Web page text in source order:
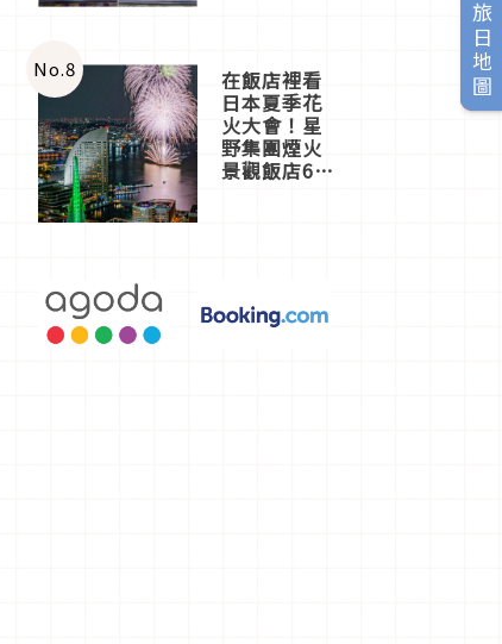
旅日地圖
店3分即達
No.8 在飯店裡看
日本夏季花
火大會！星
野集團煙火
景觀飯店6